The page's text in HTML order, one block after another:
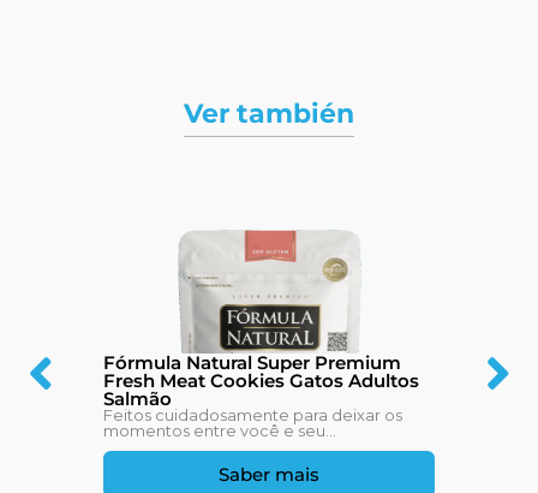
Ver también
Fórmula Natural Super Premium
Fresh Meat Cookies Gatos Adultos
Salmão
Feitos cuidadosamente para deixar os
momentos entre você e seu...
Saber mais